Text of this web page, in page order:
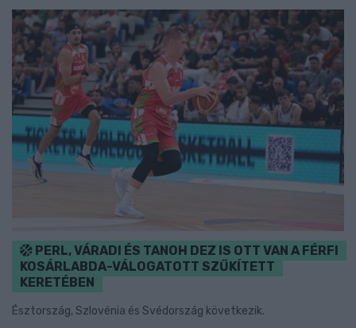
PERL, VÁRADI ÉS TANOH DEZ IS OTT VAN A FÉRFI
KOSÁRLABDA-VÁLOGATOTT SZŰKÍTETT
KERETÉBEN
Észtország, Szlovénia és Svédország következik.